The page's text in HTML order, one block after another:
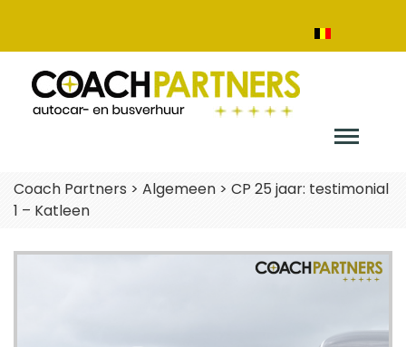
Coach Partners > Algemeen > CP 25 jaar: testimonial
1 – Katleen